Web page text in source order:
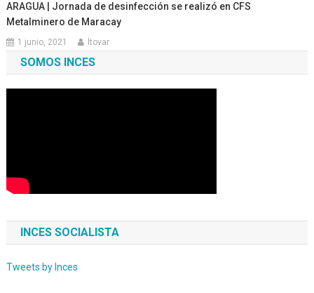
ARAGUA | Jornada de desinfección se realizó en CFS
Metalminero de Maracay
1 junio, 2021 ltovar
SOMOS INCES
INCES SOCIALISTA
Tweets by Inces